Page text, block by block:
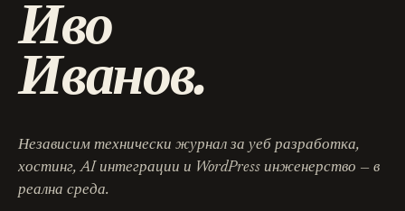
Иво
Иванов.
Независим технически журнал за уеб разработка,
хостинг, AI интеграции и WordPress инженерство — в
реална среда.